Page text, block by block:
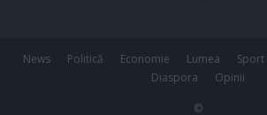
News Politică Economie Lumea Sport
Diaspora
Opinii
©